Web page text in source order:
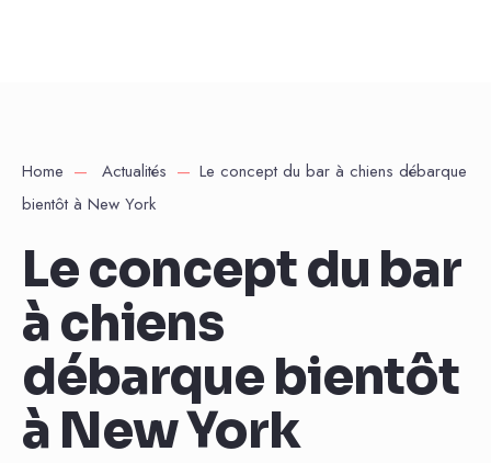
Home Actualités
Le concept du bar à chiens débarque
bientôt à New York
Le concept du bar
à chiens
débarque bientôt
à New York